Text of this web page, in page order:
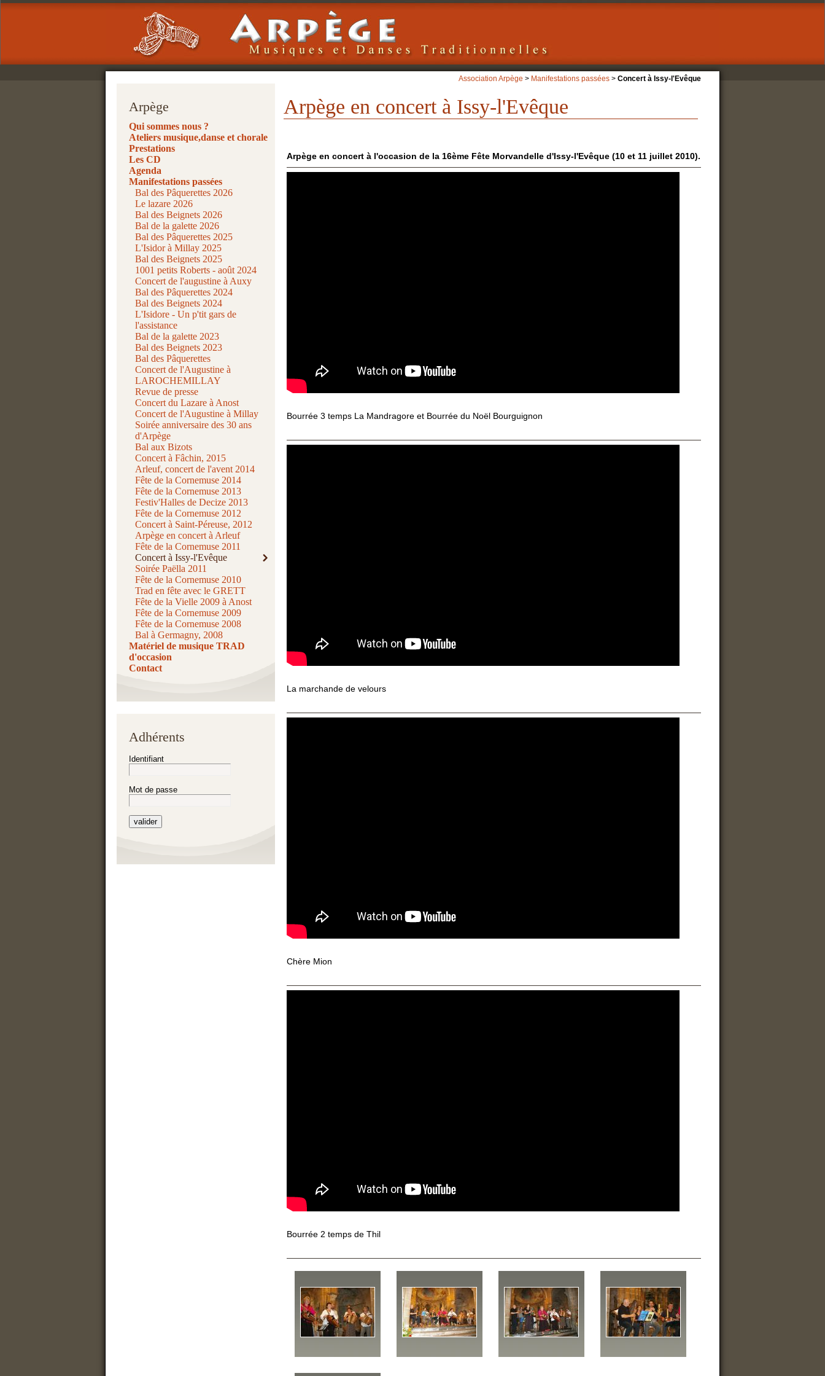
Arpège
Qui sommes nous ?
Ateliers musique,danse et chorale
Prestations
Les CD
Agenda
Manifestations passées
Bal des Pâquerettes 2026
Le lazare 2026
Bal des Beignets 2026
Bal de la galette 2026
Bal des Pâquerettes 2025
L'Isidor à Millay 2025
Bal des Beignets 2025
1001 petits Roberts - août 2024
Concert de l'augustine à Auxy
Bal des Pâquerettes 2024
Bal des Beignets 2024
L'Isidore - Un p'tit gars de
l'assistance
Bal de la galette 2023
Bal des Beignets 2023
Bal des Pâquerettes
Concert de l'Augustine à
LAROCHEMILLAY
Revue de presse
Concert du Lazare à Anost
Concert de l'Augustine à Millay
Soirée anniversaire des 30 ans
d'Arpège
Bal aux Bizots
Concert à Fâchin, 2015
Arleuf, concert de l'avent 2014
Fête de la Cornemuse 2014
Fête de la Cornemuse 2013
Festiv'Halles de Decize 2013
Fête de la Cornemuse 2012
Concert à Saint-Péreuse, 2012
Arpège en concert à Arleuf
Fête de la Cornemuse 2011
Concert à Issy-l'Evêque
Soirée Paëlla 2011
Fête de la Cornemuse 2010
Trad en fête avec le GRETT
Fête de la Vielle 2009 à Anost
Fête de la Cornemuse 2009
Fête de la Cornemuse 2008
Bal à Germagny, 2008
Matériel de musique TRAD
d'occasion
Contact
Adhérents
Identifiant
Mot de passe
Association Arpège > Manifestations passées > Concert à Issy-l'Evêque
Arpège en concert à Issy-l'Evêque
Arpège en concert à l'occasion de la 16ème Fête Morvandelle d'Issy-l'Evêque (10 et 11 juillet 2010).
Bourrée 3 temps La Mandragore et Bourrée du Noël Bourguignon
La marchande de velours
Chère Mion
Bourrée 2 temps de Thil